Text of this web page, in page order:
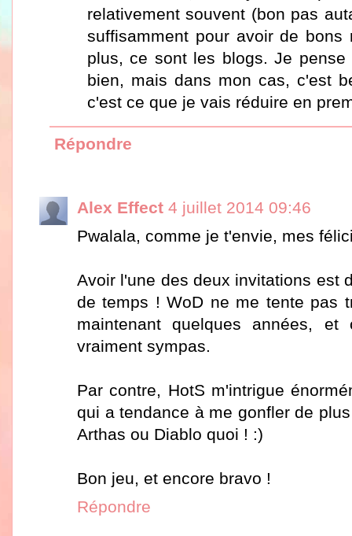
relativement souvent (bon pas
suffisamment pour avoir de
plus, ce sont les blogs. Je
bien, mais dans mon cas, c'est
c'est ce que je vais réduire en
Répondre
Alex Effect 4 juillet 2014 09:46
Pwalala, comme je t'envie, mes
Avoir l'une des deux invitations est
de temps ! WoD ne me tente pas
maintenant quelques années,
vraiment sympas.
Par contre, HotS m'intrigue
qui a tendance à me gonfler de
Arthas ou Diablo quoi ! :)
Bon jeu, et encore bravo !
Répondre